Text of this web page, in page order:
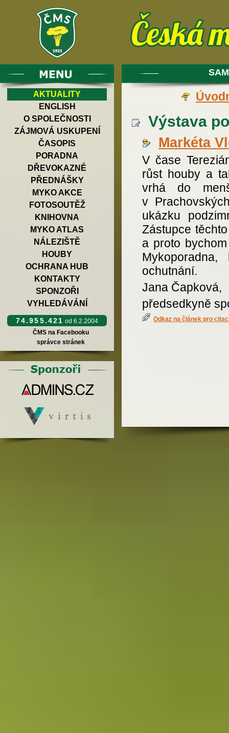
AKTUALITY
ENGLISH
O SPOLEČNOSTI
ZÁJMOVÁ USKUPENÍ
ČASOPIS
PORADNA
DŘEVOKAZNÉ
PŘEDNÁŠKY
MYKO AKCE
FOTOSOUTĚŽ
KNIHOVNA
MYKO ATLAS
NÁLEZIŠTĚ
HOUBY
OCHRANA HUB
KONTAKTY
SPONZOŘI
VYHLEDÁVÁNÍ
74.955.421 od 6.2.2004
ČMS na Facebooku
správce stránek
Výstava
Markéta
V čase
růst houby a
vrhá do
v
ukázku
Zástupce
a proto
ochutnání.
Jana Čapková,
předsedkyně
Odkaz na článek pro